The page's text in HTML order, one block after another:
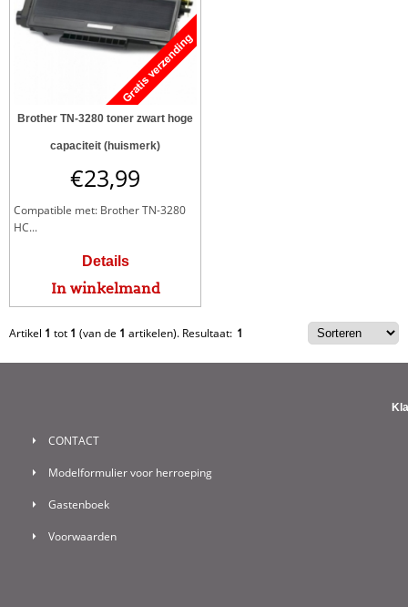
Brother TN-3280 toner zwart hoge
capaciteit (huismerk)
€23,99
Compatible met: Brother TN-3280
HC...
Details
In winkelmand
Artikel 1 tot 1 (van de 1 artikelen). Resultaat: 1
CONTACT
Modelformulier voor herroeping
Gastenboek
Voorwaarden